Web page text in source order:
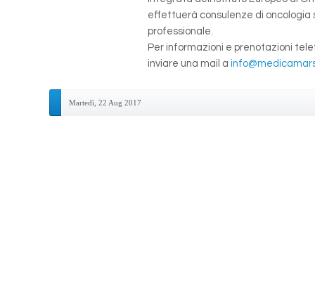
effettuerà consulenze di oncologia
professionale.
Per informazioni e prenotazioni
inviare una mail a
Martedì, 22 Aug 2017